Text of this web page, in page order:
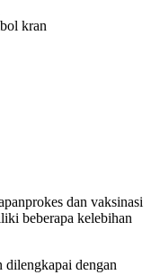
kran
dan vaksinasi
beberapa kelebihan
dilengkapai dengan